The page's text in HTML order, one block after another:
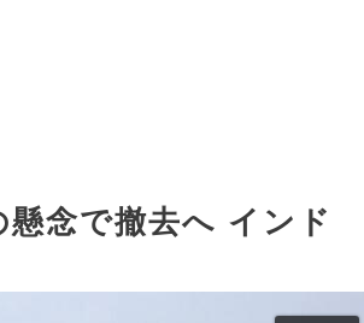
懸念で撤去へ インド